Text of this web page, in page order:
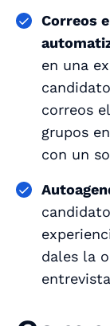
Correos
en una
correos
grupos
con un
dales la